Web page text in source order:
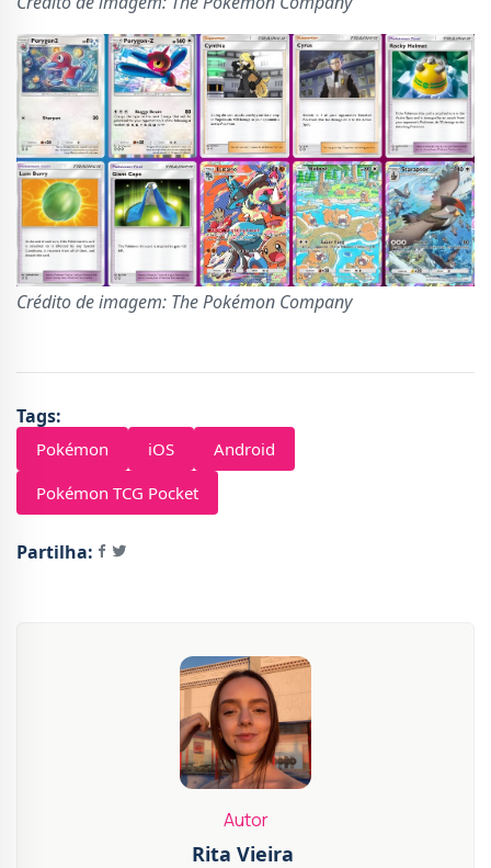
Crédito de imagem: The Pokémon Company
Tags:
Pokémon iOS
Android
Pokémon TCG Pocket
Partilha:
Autor
Rita Vieira